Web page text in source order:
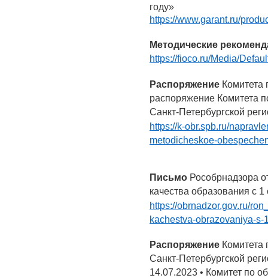
году»
https://www.garant.ru/
Методические
https://fioco.ru/Media/
Распоряжение
распоряжение Комитета
Санкт-Петербургской
https://k-obr.spb.ru/
metodicheskoe-
Письмо Рособрнадзора
качества образования с 1
https://obrnadzor.gov.ru/
kachestva-obrazovaniya-s-
Распоряжение
Санкт-Петербургской
14.07.2023 • Комитет по